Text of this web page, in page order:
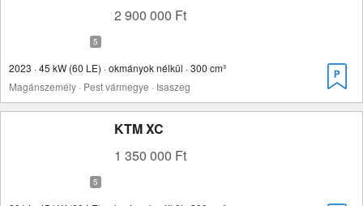
2 900 000 Ft
2023 · 45 kW (60 LE) · okmányok nélkül · 300 cm³
Magánszemély · Pest vármegye · Isaszeg
KTM XC
1 350 000 Ft